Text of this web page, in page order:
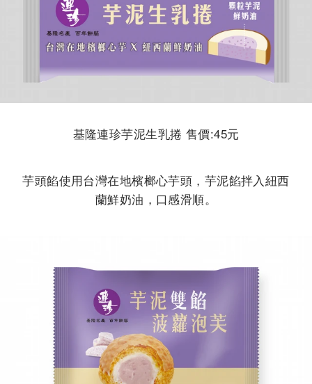
基隆連珍芋泥生乳捲 售價:45元
芋頭餡使用台灣在地檳榔心芋頭，芋泥餡拌入紐西
蘭鮮奶油，口感滑順。